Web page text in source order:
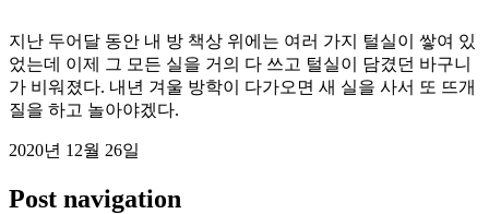
지난 두어달 동안 내 방 책상 위에는 여러 가지 털실이 쌓여 있
었는데 이제 그 모든 실을 거의 다 쓰고 털실이 담겼던 바구니
가 비워졌다. 내년 겨울 방학이 다가오면 새 실을 사서 또 뜨개
질을 하고 놀아야겠다.
2020년 12월 26일
Post navigation